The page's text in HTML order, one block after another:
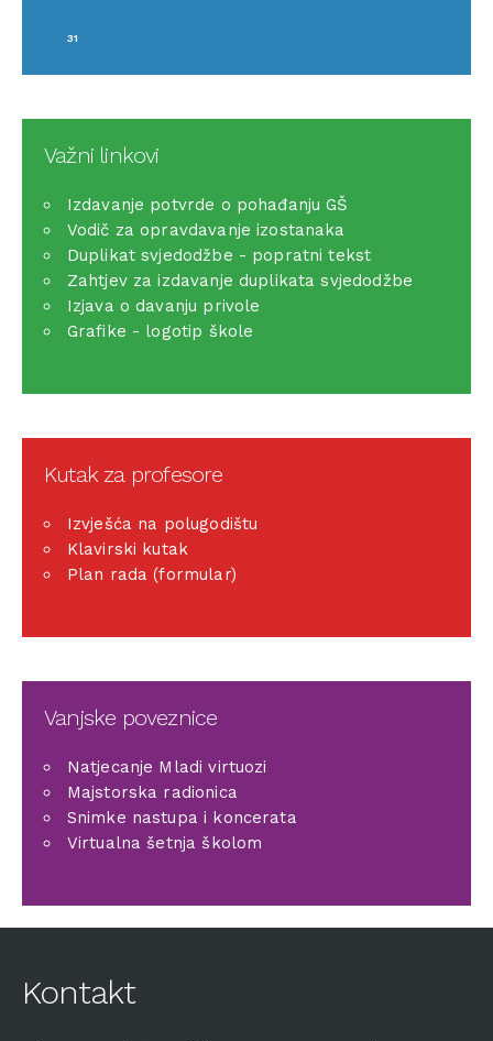
31
Važni linkovi
Izdavanje potvrde o pohađanju GŠ
Vodič za opravdavanje izostanaka
Duplikat svjedodžbe - popratni tekst
Zahtjev za izdavanje duplikata svjedodžbe
Izjava o davanju privole
Grafike - logotip škole
Kutak za profesore
Izvješća na polugodištu
Klavirski kutak
Plan rada (formular)
Vanjske poveznice
Natjecanje Mladi virtuozi
Majstorska radionica
Snimke nastupa i koncerata
Virtualna šetnja školom
Kontakt